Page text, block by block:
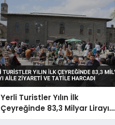
Yerli Turistler Yılın İlk
Çeyreğinde 83,3 Milyar Lirayı
Aile Ziyareti ve Tatile Harcadı